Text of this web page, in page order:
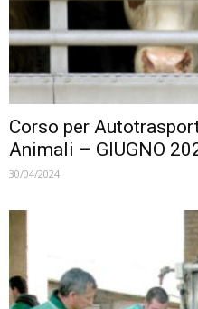
Corso per
Animali – GIUGNO
30/04/2024